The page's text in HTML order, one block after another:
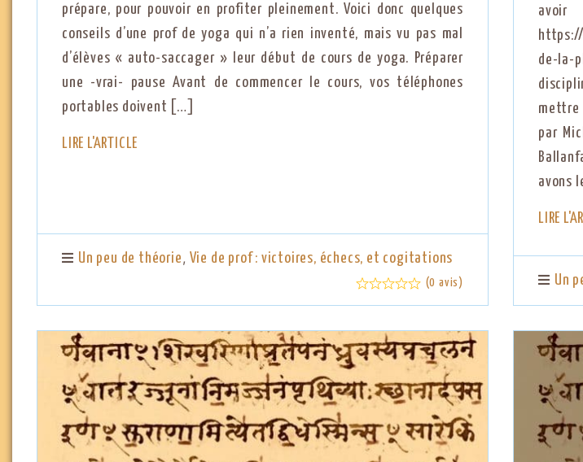
prépare, pour pouvoir en profiter pleinement. Voici donc quelques
conseils d’une prof de yoga qui n’a rien inventé, mais vu pas mal
d’élèves « auto-saccager » leur début de cours de yoga. Préparer
une -vrai- pause Avant de commencer le cours, vos téléphones
portables doivent […]
LIRE L'ARTICLE
Un peu de théorie, Vie de prof : victoires, échecs, et cogitations
(0 avis)
de-la-
mettre
par
avons
LIRE
Un